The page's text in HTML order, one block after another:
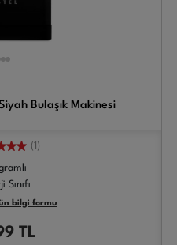
Bulaşık Makinesi
(1)
Sınıfı
bilgi formu
TL